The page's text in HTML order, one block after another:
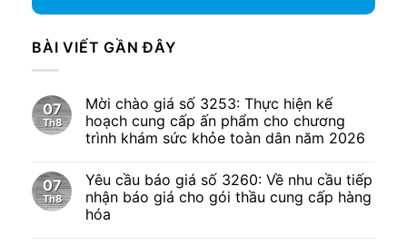
BÀI VIẾT GẦN ĐÂY
07
Th8
Mời chào giá số 3253: Thực hiện kế
hoạch cung cấp ấn phẩm cho chương
trình khám sức khỏe toàn dân năm 2026
07
Th8
Yêu cầu báo giá số 3260: Về nhu cầu tiếp
nhận báo giá cho gói thầu cung cấp hàng
hóa